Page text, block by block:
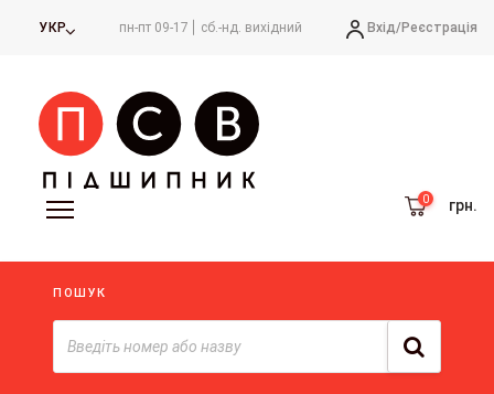
УКР пн-пт 09-17 сб.-нд. вихідний Вхід/Реєстрація
грн.
ПОШУК